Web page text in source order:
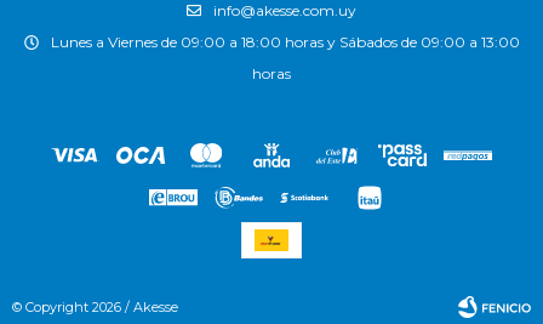
info@akesse.com.uy
Lunes a Viernes de 09:00 a 18:00 horas y Sábados de 09:00 a 13:00
horas
© Copyright 2026 / Akesse